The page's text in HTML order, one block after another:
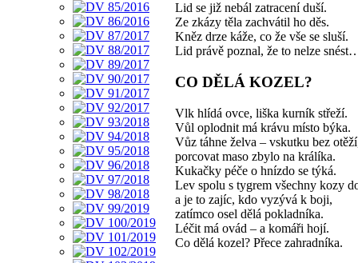
Lid se již nebál zatracení duší.
Ze zkázy těla zachvátil ho děs.
Kněz drze káže, co že vše se sluší.
Lid právě poznal, že to nelze
CO DĚLÁ KOZEL?
Vlk hlídá ovce, liška kurník střeží.
Vůl oplodnit má krávu místo býka.
Vůz táhne želva – vskutku bez
porcovat maso zbylo na králíka.
Kukačky péče o hnízdo se týká.
Lev spolu s tygrem všechny kozy
a je to zajíc, kdo vyzývá k boji,
zatímco osel dělá pokladníka.
Léčit má ovád – a komáři hojí.
Co dělá kozel? Přece zahradníka.